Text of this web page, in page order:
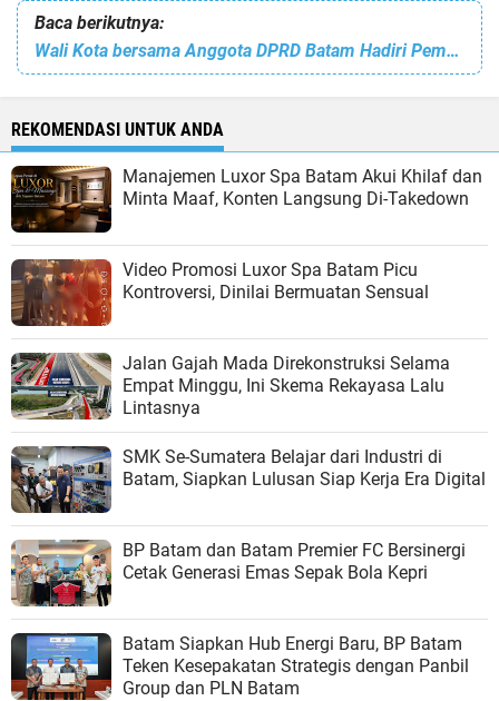
Baca berikutnya:
Wali Kota bersama Anggota DPRD Batam Hadiri Pemusnahan BB Narkotika di Polresta Barelang
REKOMENDASI UNTUK ANDA
Manajemen Luxor Spa Batam Akui Khilaf dan
Minta Maaf, Konten Langsung Di-Takedown
Video Promosi Luxor Spa Batam Picu
Kontroversi, Dinilai Bermuatan Sensual
Jalan Gajah Mada Direkonstruksi Selama
Empat Minggu, Ini Skema Rekayasa Lalu
Lintasnya
SMK Se-Sumatera Belajar dari Industri di
Batam, Siapkan Lulusan Siap Kerja Era Digital
BP Batam dan Batam Premier FC Bersinergi
Cetak Generasi Emas Sepak Bola Kepri
Batam Siapkan Hub Energi Baru, BP Batam
Teken Kesepakatan Strategis dengan Panbil
Group dan PLN Batam